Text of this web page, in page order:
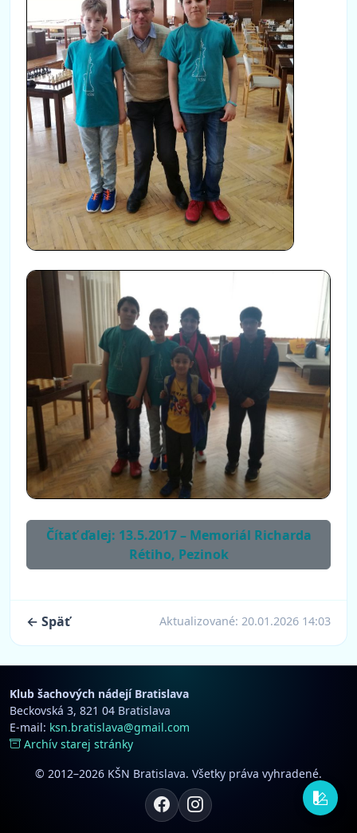
Čítať ďalej: 13.5.2017 – Memoriál Richarda
Rétiho, Pezinok
← Späť Aktualizované: 20.01.2026 14:03
Klub šachových nádejí Bratislava
Beckovská 3, 821 04 Bratislava
E-mail: ksn.bratislava@gmail.com
Archív starej stránky
© 2012–2026 KŠN Bratislava. Všetky práva vyhradené.